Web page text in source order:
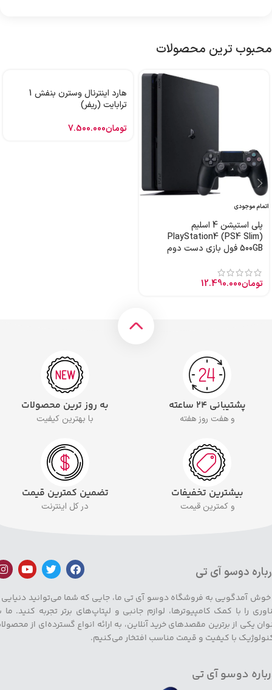
محبوب ترین محصولات
اتمام موجودی
پلی استیشن 4 اسلیم
PlayStation4 (PS4 Slim)
500GB فول بازی دست دوم
تومان12.490.000
هارد اینترنال وسترن بنفش 1
ترابایت (ریفر)
تومان7.500.000
پشتیبانی ۲۴ ساعته
و هفت روز هفته
به روز ترین محصولات
با بهترین کیفیت
بیشترین تخفیفات
و کمترین قیمت
تضمین کمترین قیمت
در کل اینترنت
دوسو آی تی
خوش آمدگویی به فروشگاه دوسو آی تی ما، جایی که شما می‌توانید دنیایی
را با کمک کامپیوترها، لوازم جانبی و لپتاپ‌های برتر تجربه کنید. ما
یکی از برترین مقصدهای خرید آنلاین، به ارائه انواع گسترده‌ای از
با کیفیت و قیمت مناسب افتخار می‌کنیم.
دوسو آی تی